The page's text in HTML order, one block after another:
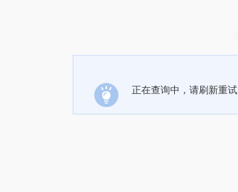
正在查询中，请刷新重试